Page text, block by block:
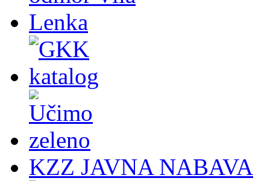
KZZ JAVNA NABAVA